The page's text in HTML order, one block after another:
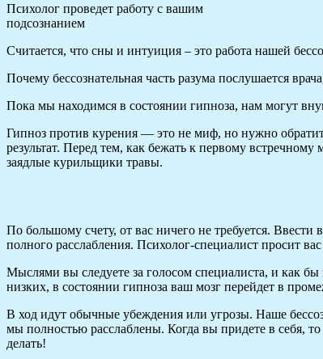
Психолог проведет работу с вашим
подсознанием
Считается, что сны и интуиция – это работа нашей
Почему бессознательная часть разума послушается
Пока мы находимся в состоянии гипноза, нам могут
Гипноз против курения — это не миф, но нужно
результат. Перед тем, как бежать к первому
заядлые курильщики травы.
По большому счету, от вас ничего не требуется.
полного расслабления. Психолог-специалист просит
Мыслями вы следуете за голосом специалиста, и как бы
низких, в состоянии гипноза ваш мозг перейдет в
В ход идут обычные убеждения или угрозы. Наше
мы полностью расслаблены. Когда вы придете в себя,
делать!